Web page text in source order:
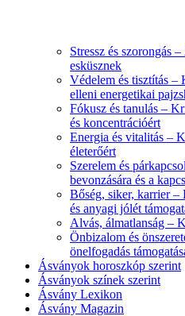
Stressz és szorongás
esküsznek
Védelem és tisztítás –
elleni energetikai
Fókusz és tanulás –
és koncentrációért
Energia és vitalitás –
életerőért
Szerelem és
bevonzására és a
Bőség, siker, karrier –
és anyagi jólét
Alvás, álmatlanság –
Önbizalom és
önelfogadás
Ásványok horoszkóp szerint
Ásványok színek szerint
Ásvány Lexikon
Ásvány Magazin